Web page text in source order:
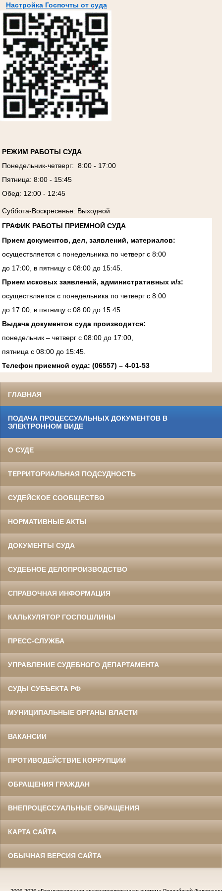
Настройка Госпочты от суда
РЕЖИМ РАБОТЫ СУДА
Понедельник-четверг: 8:00 - 17:00
Пятница: 8:00 - 15:45
Обед: 12:00 - 12:45
Суббота-Воскресенье: Выходной
ГРАФИК РАБОТЫ ПРИЕМНОЙ СУДА
Прием документов, дел, заявлений, материалов:
осуществляется с понедельника по четверг с 8:00
до 17:00, в пятницу с 08:00 до 15:45.
Прием исковых заявлений, административных и/з:
осуществляется с понедельника по четверг с 8:00
до 17:00, в пятницу с 08:00 до 15:45.
Выдача документов суда производится:
понедельник – четверг с 08:00 до 17:00,
пятница с 08:00 до 15:45.
Телефон приемной суда: (06557) – 4-01-53
ГЛАВНАЯ
ПОДАЧА ПРОЦЕССУАЛЬНЫХ ДОКУМЕНТОВ В
ЭЛЕКТРОННОМ ВИДЕ
О СУДЕ
ТЕРРИТОРИАЛЬНАЯ ПОДСУДНОСТЬ
СУДЕЙСКОЕ СООБЩЕСТВО
НОРМАТИВНЫЕ АКТЫ
ДОКУМЕНТЫ СУДА
СУДЕБНОЕ ДЕЛОПРОИЗВОДСТВО
СПРАВОЧНАЯ ИНФОРМАЦИЯ
КАЛЬКУЛЯТОР ГОСПОШЛИНЫ
ПРЕСС-СЛУЖБА
УПРАВЛЕНИЕ СУДЕБНОГО ДЕПАРТАМЕНТА
СУДЫ СУБЪЕКТА РФ
МУНИЦИПАЛЬНЫЕ ОРГАНЫ ВЛАСТИ
ВАКАНСИИ
ПРОТИВОДЕЙСТВИЕ КОРРУПЦИИ
ОБРАЩЕНИЯ ГРАЖДАН
ВНЕПРОЦЕССУАЛЬНЫЕ ОБРАЩЕНИЯ
КАРТА САЙТА
ОБЫЧНАЯ ВЕРСИЯ САЙТА